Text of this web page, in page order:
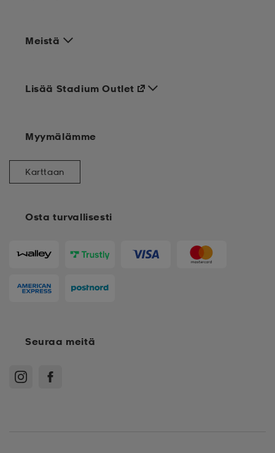
Meistä
Osta turvallisesti
Lisää Stadium Outlet
Myymälämme
Karttaan
Seuraa meitä